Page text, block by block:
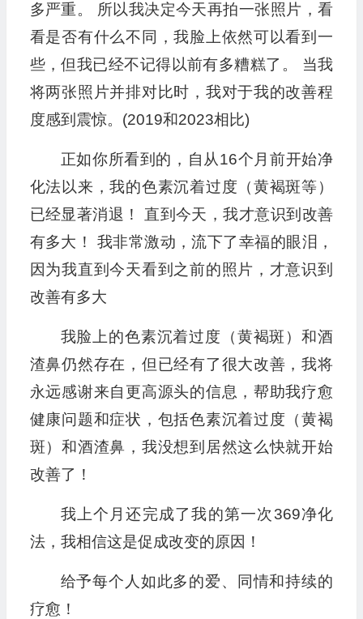
多严重。 所以我决定今天再拍一张照片，看
看是否有什么不同，我脸上依然可以看到一
些，但我已经不记得以前有多糟糕了。 当我
将两张照片并排对比时，我对于我的改善程
度感到震惊。(2019和2023相比)
正如你所看到的，自从16个月前开始净
化法以来，我的色素沉着过度（黄褐斑等）
已经显著消退！ 直到今天，我才意识到改善
有多大！ 我非常激动，流下了幸福的眼泪，
因为我直到今天看到之前的照片，才意识到
改善有多大
我脸上的色素沉着过度（黄褐斑）和酒
渣鼻仍然存在，但已经有了很大改善，我将
永远感谢来自更高源头的信息，帮助我疗愈
健康问题和症状，包括色素沉着过度（黄褐
斑）和酒渣鼻，我没想到居然这么快就开始
改善了！
我上个月还完成了我的第一次369净化
法，我相信这是促成改变的原因！
给予每个人如此多的爱、同情和持续的
疗愈！